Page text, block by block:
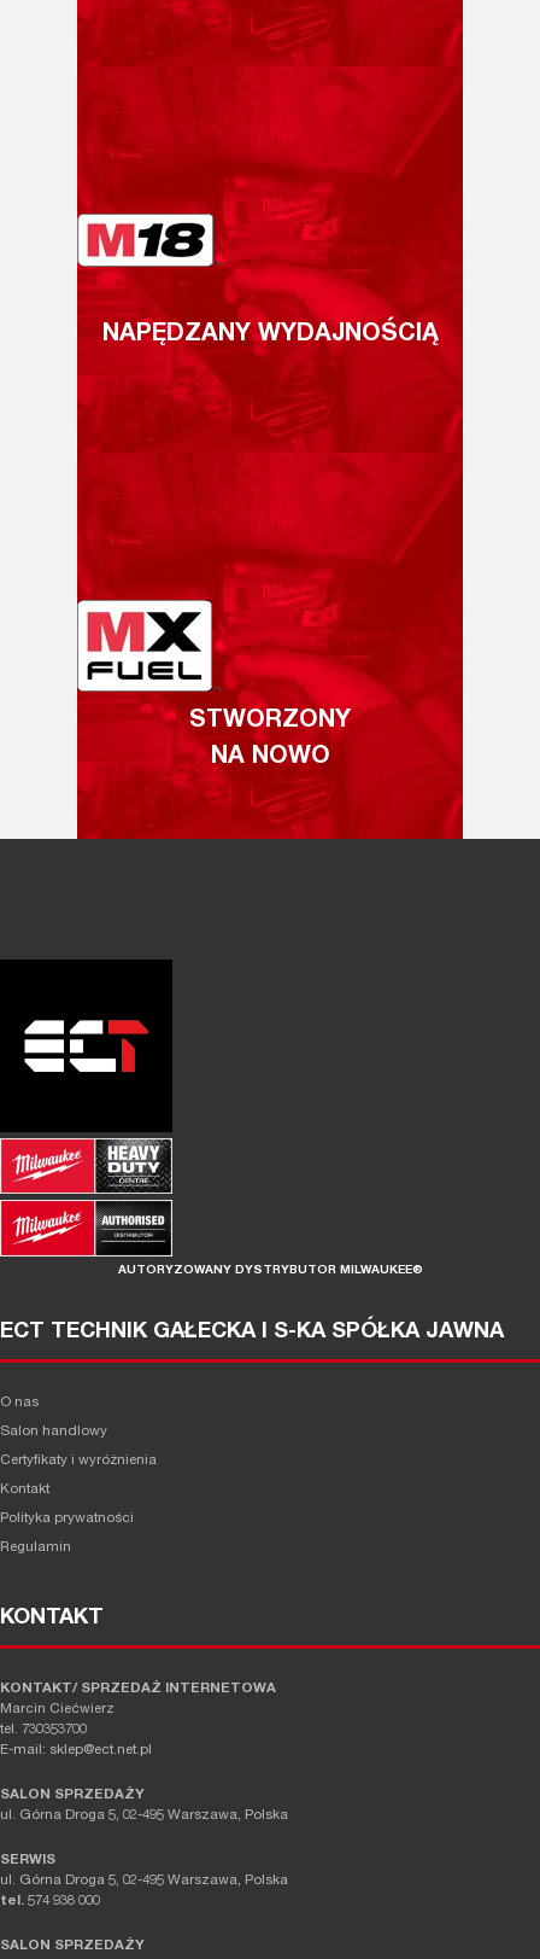
NAPĘDZANY WYDAJNOŚCIĄ
STWORZONY
NA NOWO
AUTORYZOWANY DYSTRYBUTOR MILWAUKEE®
ECT TECHNIK GAŁECKA I S-KA SPÓŁKA JAWNA
O nas
Salon handlowy
Certyfikaty i wyróżnienia
Kontakt
Polityka prywatności
Regulamin
KONTAKT
KONTAKT/ SPRZEDAŻ INTERNETOWA
Marcin Ciećwierz
tel. 730353700
E-mail: sklep@ect.net.pl
SALON SPRZEDAŻY
ul. Górna Droga 5, 02-495 Warszawa, Polska
SERWIS
ul. Górna Droga 5, 02-495 Warszawa, Polska
tel. 574 938 000
SALON SPRZEDAŻY